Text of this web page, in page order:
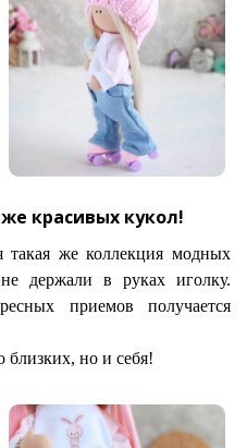
красивых кукол!
такая же коллекция модных
держали в руках иголку.
приемов получается
близких, но и себя!